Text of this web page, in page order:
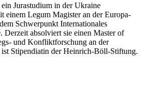
Jurastudium in der Ukraine
einem Legum Magister an der Europa-
Schwerpunkt Internationales
Derzeit absolviert sie einen Master of
und Konfliktforschung an der
Stipendiatin der Heinrich-Böll-Stiftung.